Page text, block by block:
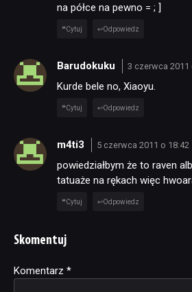
na półce na pewno = ; ]
Cytuj Odpowiedz
Barudokuku 3 czerwca 2011
Kurde bele no, Xiaoyu.
Cytuj Odpowiedz
m4ti3 5 czerwca 2011 o 18:42
powiedziałbym że to raven
tatuaże na rękach więc
Cytuj Odpowiedz
Skomentuj
Komentarz *
Alternative: